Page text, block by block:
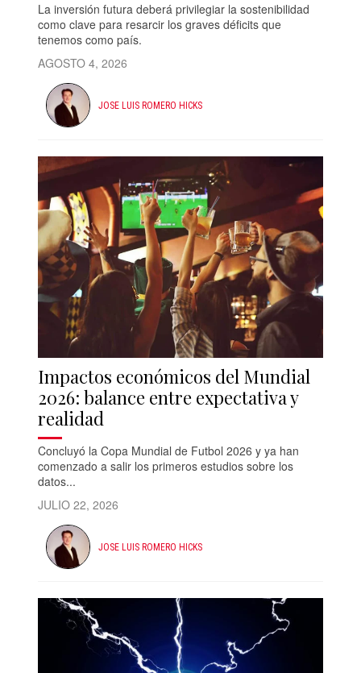
La inversión futura deberá privilegiar la sostenibilidad
como clave para resarcir los graves déficits que
tenemos como país.
AGOSTO 4, 2026
JOSE LUIS ROMERO HICKS
Impactos económicos del Mundial
2026: balance entre expectativa y
realidad
Concluyó la Copa Mundial de Futbol 2026 y ya han
comenzado a salir los primeros estudios sobre los
datos...
JULIO 22, 2026
JOSE LUIS ROMERO HICKS